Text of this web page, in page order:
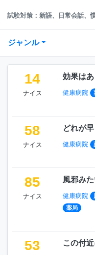
試験対策：新語、日常会話、
ジャンル
14
ナイス
効果は
健康病院
58
ナイス
どれが
健康病院
85
ナイス
風邪みた
健康病院
薬局
53 この付